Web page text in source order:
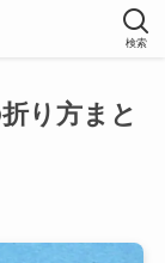
検索
り方まと